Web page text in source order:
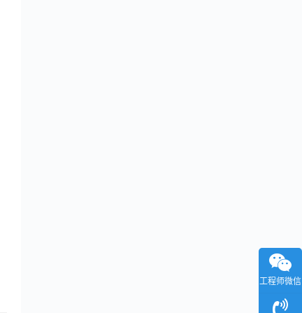
工程师微信